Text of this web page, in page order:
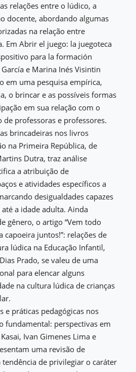
relações entre o lúdico, a
docente, abordando algumas
na relação entre
Em Abrir el juego: la juegoteca
para la formación
e Marina Inés Visintin
em uma pesquisa empírica,
o brincar e as possíveis formas
em sua relação com o
de professoras e professores.
brincadeiras nos livros
na Primeira República, de
Dutra, traz análise
a atribuição de
e atividades específicos a
desigualdades capazes
a idade adulta. Ainda
gênero, o artigo “Vem todo
capoeira juntos!”: relações de
lúdica na Educação Infantil,
Prado, se valeu de uma
para elencar alguns
na cultura lúdica de crianças
e práticas pedagógicas nos
fundamental: perspectivas em
Ivan Gimenes Lima e
uma revisão de
de privilegiar o caráter